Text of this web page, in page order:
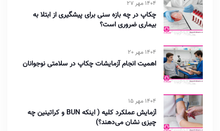
1404 مهر 27
چکاپ در چه بازه سنی برای پیشگیری از ابتلا به
بیماری ضروری است؟
1404 مهر 20
اهمیت انجام آزمایشات چکاپ در سلامتی نوجوانان
1404 مهر 15
آزمایش عملکرد کلیه ( اینکه BUN و کراتینین چه
چیزی نشان می‌دهند؟)